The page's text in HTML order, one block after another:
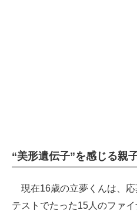
ちょっと気になるネットの話題
“美形遺伝子”を感じる親
現在16歳の立夢くんは、
テストでたった15人のファ